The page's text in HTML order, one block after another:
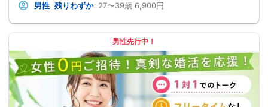
男性 残りわずか 27〜39歳 6,900円
男性先行中！